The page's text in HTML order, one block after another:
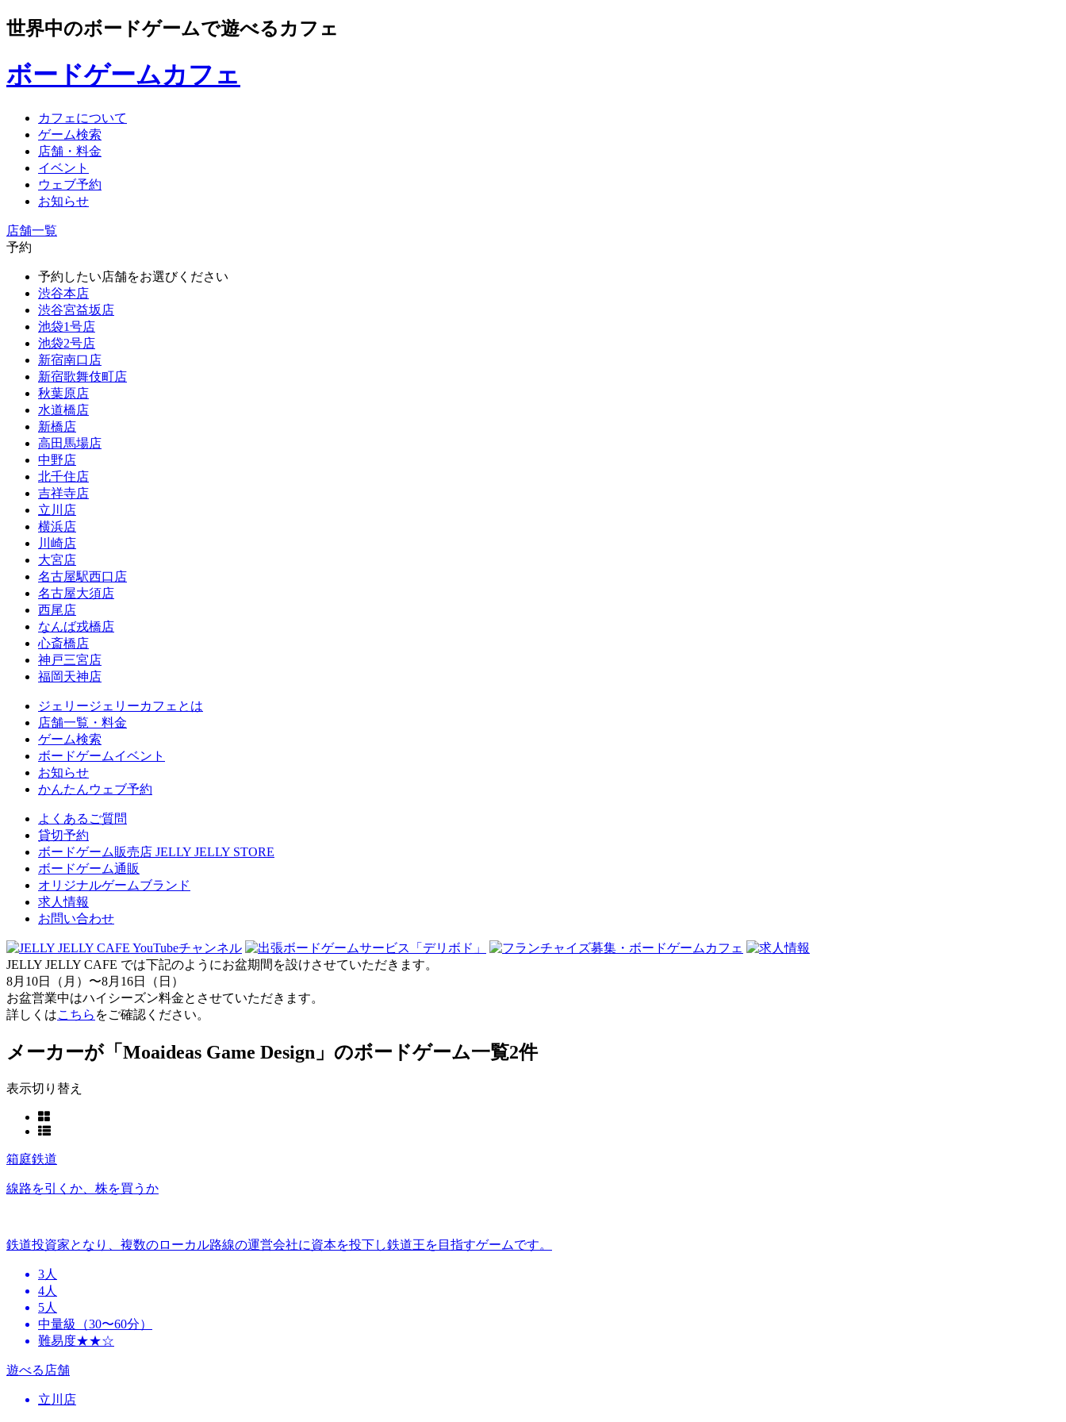
世界中のボードゲームで遊べるカフェ
ボードゲームカフェ
カフェについて
ゲーム検索
店舗・料金
イベント
ウェブ予約
お知らせ
店舗一覧
予約
予約したい店舗をお選びください
渋谷本店
渋谷宮益坂店
池袋1号店
池袋2号店
新宿南口店
新宿歌舞伎町店
秋葉原店
水道橋店
新橋店
高田馬場店
中野店
北千住店
吉祥寺店
立川店
横浜店
川崎店
大宮店
名古屋駅西口店
名古屋大須店
西尾店
なんば戎橋店
心斎橋店
神戸三宮店
福岡天神店
ジェリージェリーカフェとは
店舗一覧・料金
ゲーム検索
ボードゲームイベント
お知らせ
かんたんウェブ予約
よくあるご質問
貸切予約
ボードゲーム販売店 JELLY JELLY STORE
ボードゲーム通販
オリジナルゲームブランド
求人情報
お問い合わせ
JELLY JELLY CAFE では下記のようにお盆期間を設けさせていただきます。
8月10日（月）〜8月16日（日）
お盆営業中はハイシーズン料金とさせていただきます。
詳しくはこちら をご確認ください。
メーカーが「Moaideas Game Design」のボードゲーム一覧2件
表示切り替え
箱庭鉄道
線路を引くか、株を買うか
鉄道投資家となり、複数のローカル路線の運営会社に資本を投下し鉄道王を目指すゲームです。
3人
4人
5人
中量級（30〜60分）
難易度★★☆
遊べる店舗
立川店